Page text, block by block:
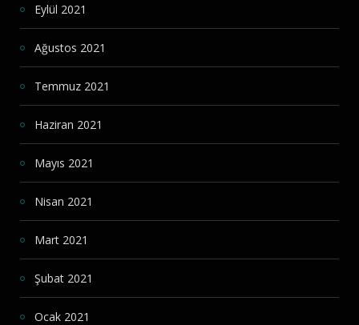
Eylül 2021
Ağustos 2021
Temmuz 2021
Haziran 2021
Mayıs 2021
Nisan 2021
Mart 2021
Şubat 2021
Ocak 2021